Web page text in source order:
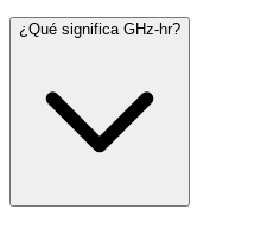
¿Qué significa GHz-hr?